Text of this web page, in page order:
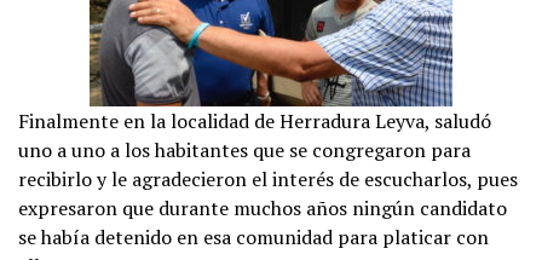
Finalmente en la localidad de Herradura Leyva, saludó
uno a uno a los habitantes que se congregaron para
recibirlo y le agradecieron el interés de escucharlos, pues
expresaron que durante muchos años ningún candidato
se había detenido en esa comunidad para platicar con